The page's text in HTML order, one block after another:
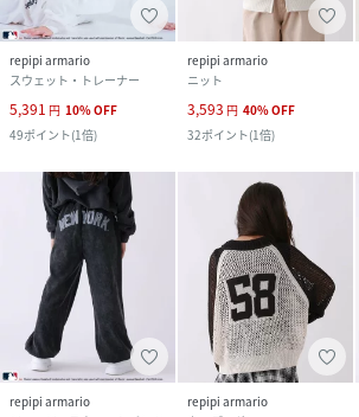
repipi armario
スウェット・トレーナー
5,391 円 10%OFF
49ポイント(1倍)
repipi armario
ニット
3,593 円 40%OFF
32ポイント(1倍)
repipi armario
repipi armario